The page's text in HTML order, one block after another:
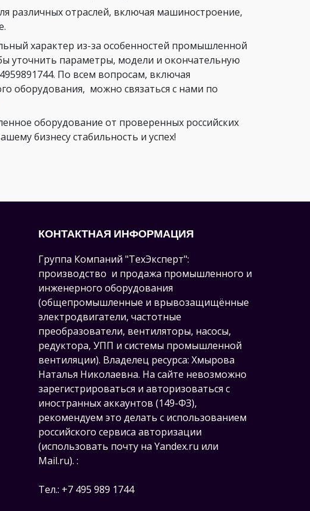
различных отраслей, включая машиностроение,
характер из-за особенностей промышленной
уточнить параметры, модели и окончательную
По всем вопросам, включая
оборудования, можно связаться с нами по
оборудование от проверенных российских
бизнесу стабильность и успех!
КОНТАКТНАЯ ИНФОРМАЦИЯ
Группа Компаний "ТехЭксперт":
производство и продажа промышленного и
инженерного оборудования
(общепромышленные и врывозащищённые
электродвигатели, частотные
преобразователи, вентиляторы, насосы,
редуктора, УПП и системы промышленной
вентиляции). Владелец ресурса: Хмырова
Наталья Николаевна. На сайте невозможно
зарегистрироваться и авторизоваться с
иностранных аккаунтов (149-ФЗ),
рекомендуем это делать с использованием
российского сервиса авторизации
(использовать почту на Yandex.ru или
Mail.ru). :
Тел.: +7 495 989 1744